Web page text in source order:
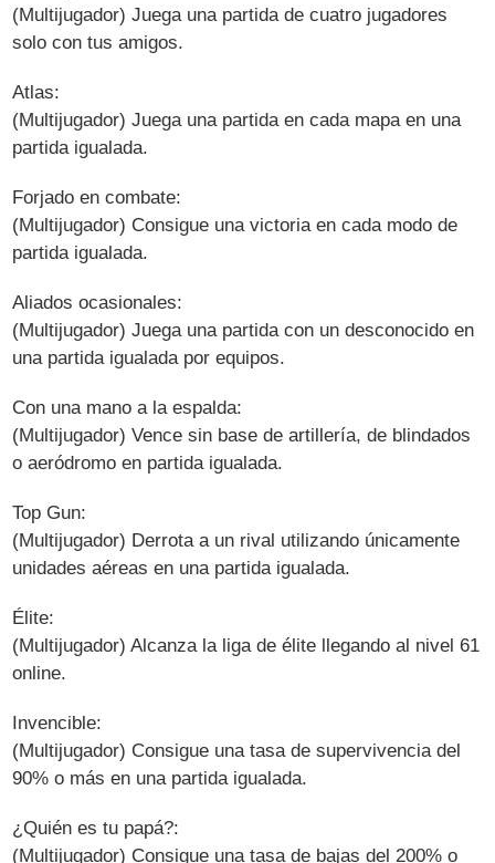
(Multijugador) Juega una partida de cuatro jugadores
solo con tus amigos.
Atlas:
(Multijugador) Juega una partida en cada mapa en una
partida igualada.
Forjado en combate:
(Multijugador) Consigue una victoria en cada modo de
partida igualada.
Aliados ocasionales:
(Multijugador) Juega una partida con un desconocido en
una partida igualada por equipos.
Con una mano a la espalda:
(Multijugador) Vence sin base de artillería, de blindados
o aeródromo en partida igualada.
Top Gun:
(Multijugador) Derrota a un rival utilizando únicamente
unidades aéreas en una partida igualada.
Élite:
(Multijugador) Alcanza la liga de élite llegando al nivel 61
online.
Invencible:
(Multijugador) Consigue una tasa de supervivencia del
90% o más en una partida igualada.
¿Quién es tu papá?:
(Multijugador) Consigue una tasa de bajas del 200% o